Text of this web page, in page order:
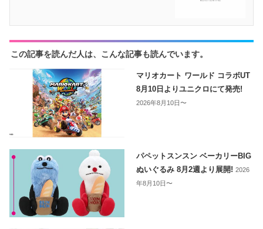
この記事を読んだ人は、こんな記事も読んでいます。
マリオカート ワールド コラボUT
8月10日よりユニクロにて発売!
2026年8月10日〜
パペットスンスン ベーカリーBIG
ぬいぐるみ 8月2週より展開!2026
年8月10日〜